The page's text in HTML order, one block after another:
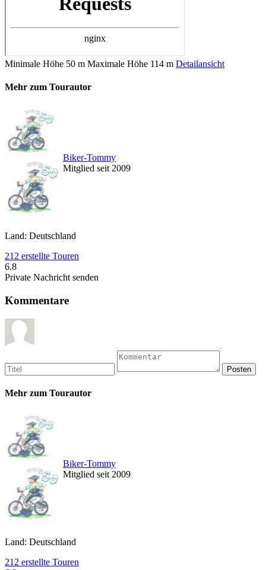
Minimale Höhe 50 m Maximale Höhe 114 m Detailansicht
Mehr zum Tourautor
Biker-Tommy
Mitglied seit 2009
Land: Deutschland
212 erstellte Touren
6.8
Private Nachricht senden
Kommentare
Mehr zum Tourautor
Biker-Tommy
Mitglied seit 2009
Land: Deutschland
212 erstellte Touren